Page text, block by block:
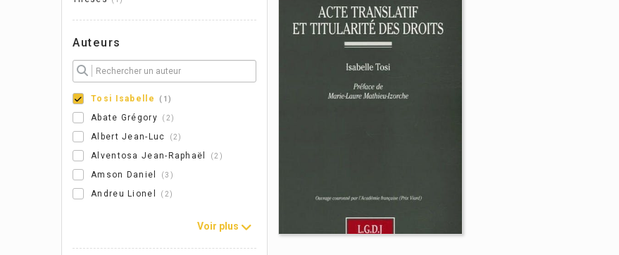
Auteurs
Tosi Isabelle 1
Abate Grégory 2
Albert Jean-Luc 2
Alventosa Jean-Raphaël 2
Amson Daniel 3
Andreu Lionel 2
Voir plus